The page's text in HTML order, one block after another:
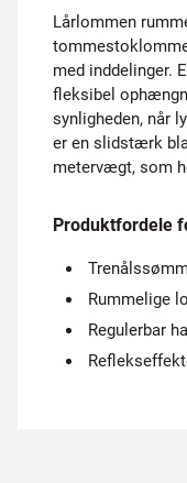
Lårlommen
med inddelinger.
fleksibel
synligheden, når
er en slidstærk
metervægt, som
Produktfordele
Rummelige
Regulerbar